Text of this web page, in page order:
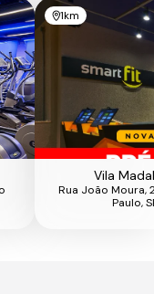
1km
Vila
Rua João Moura,
Paulo,